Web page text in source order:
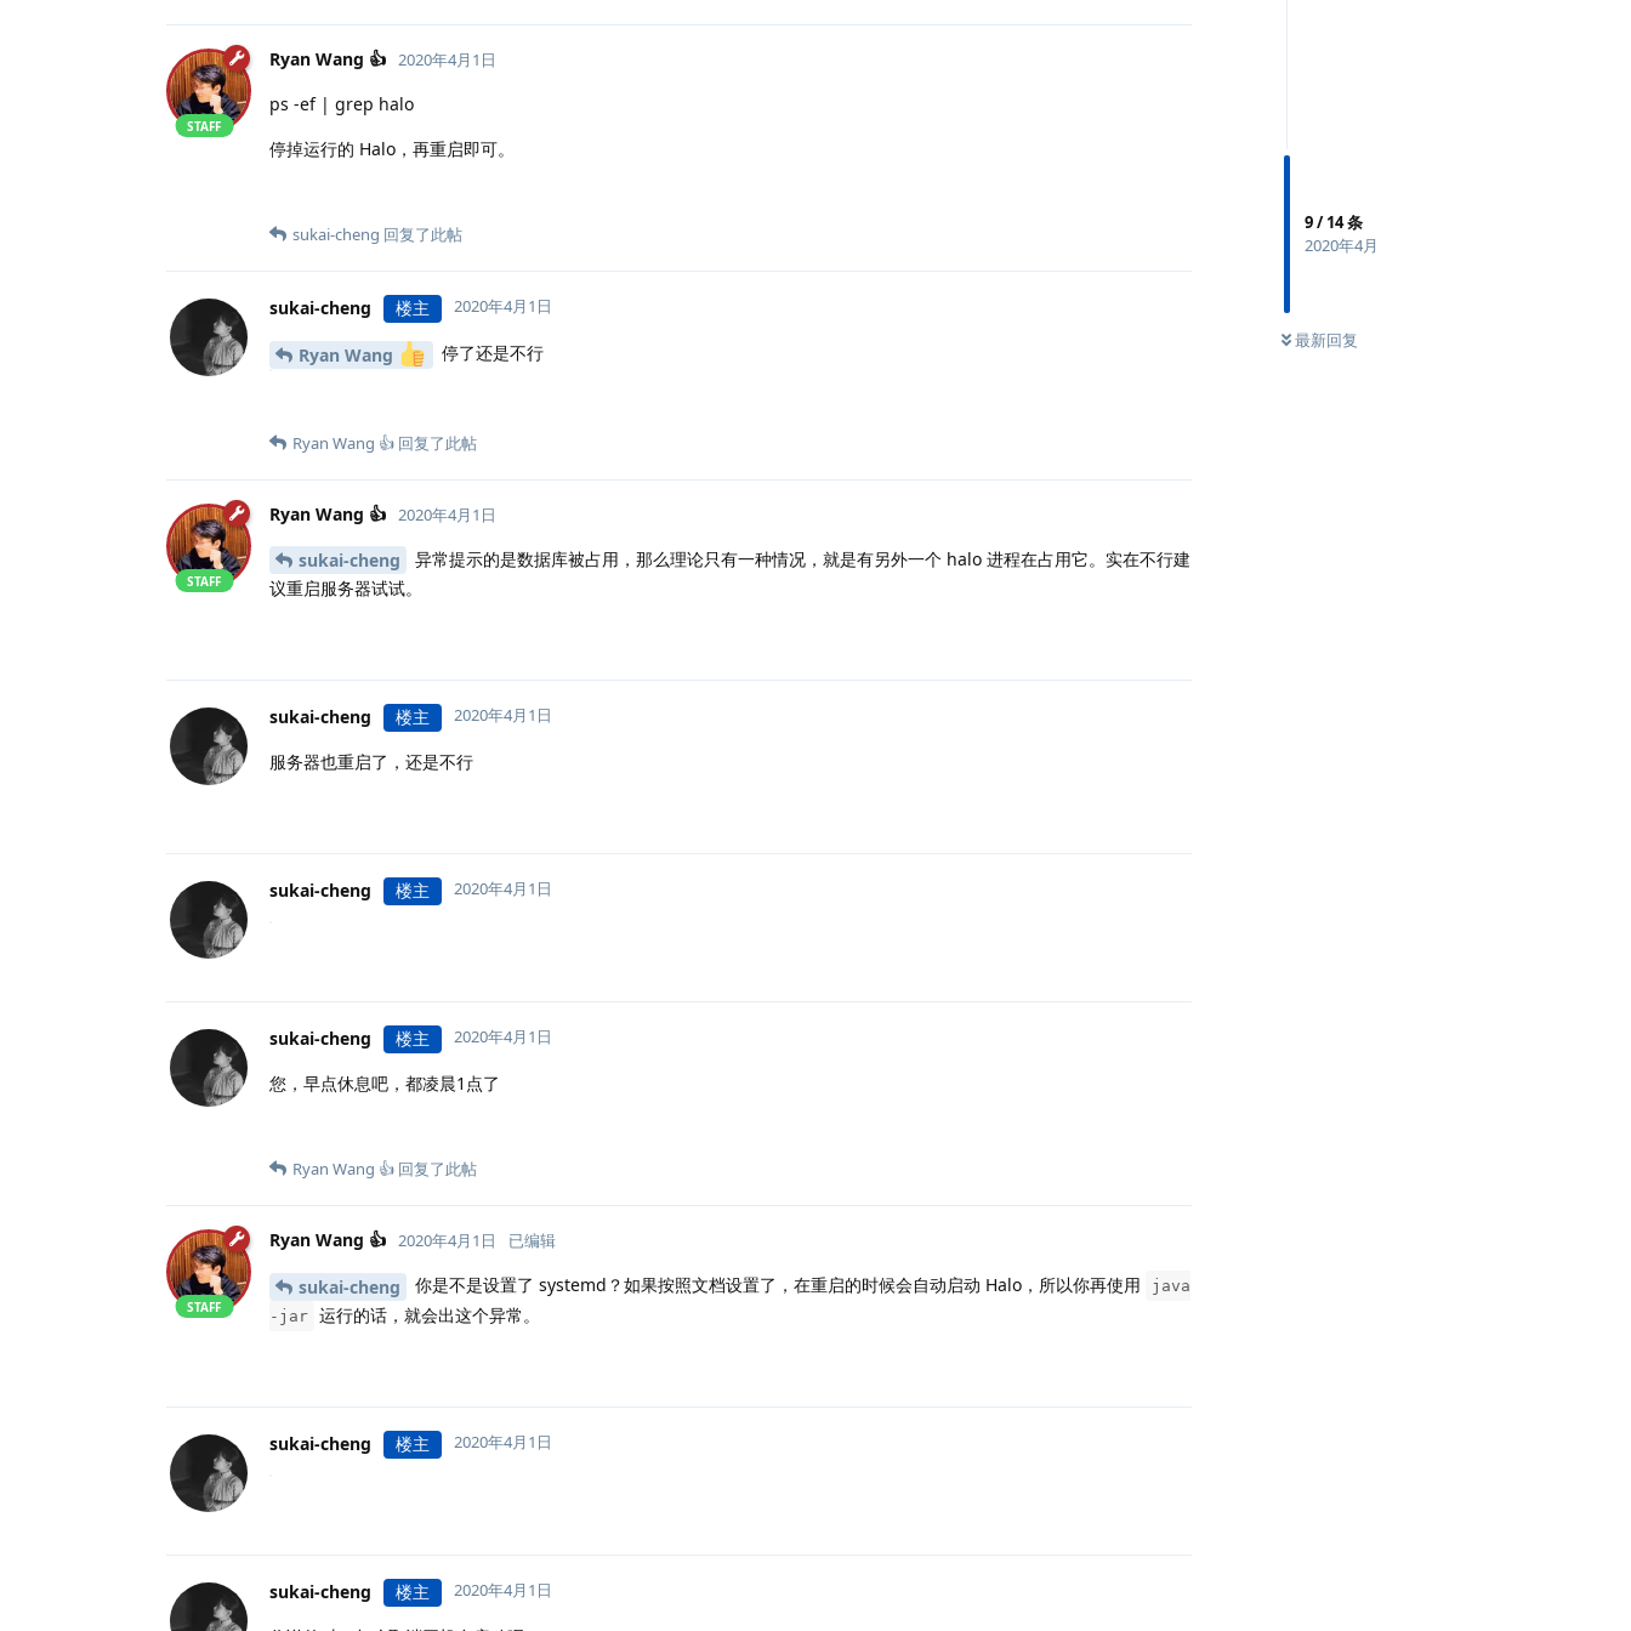
9/14条
2020年4月
最新回复
Ryan Wang 👍
STAFF
2020年4月1日
ps -ef | grep halo
停掉运行的 Halo，再重启即可。
sukai-cheng 回复了此帖
sukai-cheng 楼主 2020年4月1日
Ryan Wang 停了还是不行
Ryan Wang 👍 回复了此帖
Ryan Wang 👍
STAFF
2020年4月1日
sukai-cheng
异常提示的是数据库被占用，那么理论只有一种情况，就是有另外一个 halo 进程在占用它。实在不行建
议重启服务器试试。
sukai-cheng 楼主 2020年4月1日
服务器也重启了，还是不行
sukai-cheng 楼主 2020年4月1日
sukai-cheng 楼主 2020年4月1日
您，早点休息吧，都凌晨1点了
Ryan Wang 👍 回复了此帖
Ryan Wang 👍
STAFF
2020年4月1日 已编辑
sukai-cheng 你是不是设置了 systemd？如果按照文档设置了，在重启的时候会自动启动 Halo，所以你再使用
java
-jar 运行的话，就会出这个异常。
sukai-cheng 楼主 2020年4月1日
sukai-cheng 楼主 2020年4月1日